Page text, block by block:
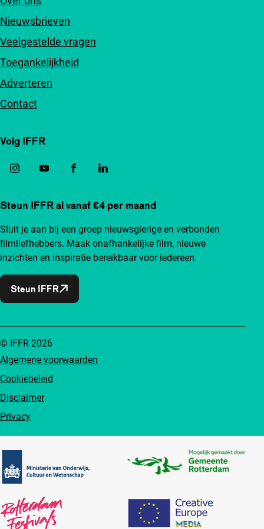
Nieuwsbrieven
Veelgestelde vragen
Toegankelijkheid
Adverteren
Contact
Volg IFFR
Steun IFFR al vanaf €4 per maand
Sluit je aan bij een groep nieuwsgierige en verbonden
filmliefhebbers. Maak onafhankelijke film, nieuwe
inzichten en inspiratie bereikbaar voor iedereen.
Steun IFFR
Algemene voorwaarden
Cookiebeleid
Disclaimer
Privacy
© IFFR 2026